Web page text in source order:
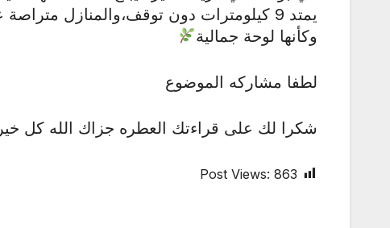
يمتد 9 كيلومترات دون توقف،والمنازل متراصة على امتداد الشارع..
وكأنها لوحة جمالية
لطفا مشاركه الموضوع
شكرا لك على قراءتك العطره جزاك الله كل خير
Post Views: 863